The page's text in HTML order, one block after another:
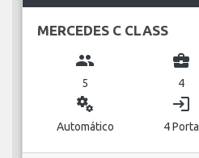
MERCEDES C CLASS
group
5
business_center
4
miscellaneous_services
Automático
login
4 Porta